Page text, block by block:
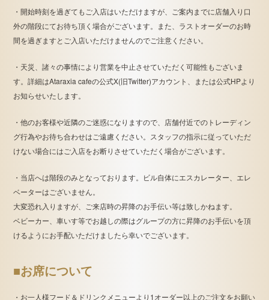
・開始時刻を過ぎてもご入店はいただけますが、ご案内までに店舗入り口
外の階段にてお待ち頂く場合がございます。また、ラストオーダーのお時
間を過ぎますとご入店いただけませんのでご注意ください。
・天災、諸々の事情により営業を中止させていただく可能性もございま
す。詳細はAtaraxia cafeの公式X(旧Twitter)アカウント、または公式HPより
お知らせいたします。
・他のお客様や近隣のご迷惑になりますので、店舗付近でのトレーディン
グ行為やお待ち合わせはご遠慮ください。スタッフの指示に従っていただ
けない場合にはご入店をお断りさせていただく場合がございます。
・当店へは階段のみとなっております。ビル自体にエスカレーター、エレ
ベーターはございません。
大変恐れ入りますが、ご来店時の昇降のお手伝い等は致しかねます。
ベビーカー、車いす等でお越しの際はグループの方に昇降のお手伝いを頂
けるようにお手配いただけましたら幸いでございます。
■お席について
・お一人様フード＆ドリンクメニューより1オーダー以上のご注文をお願い